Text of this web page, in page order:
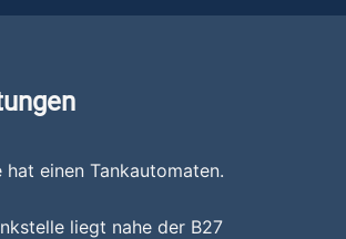
hat einen Tankautomaten.
liegt nahe der B27